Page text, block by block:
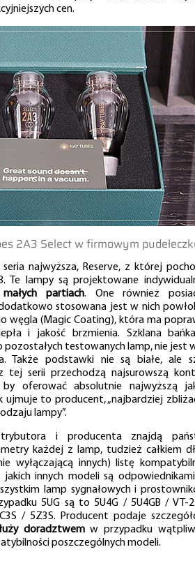
cen.
2A3 Select w firmowym
najwyższa, Reserve, z której
Te lampy są projektowane
partiach. One również
stosowana jest w nich
węgla (Magic Coating), która ma
i jakość brzmienia. Szklana
pozostałych testowanych lamp, nie jest
Także podstawki nie są białe, ale
tej serii przechodzą najsurowszą
oferować absolutnie najwyższą
ujmuje to producent, „najbardziej
lampy”.
i producenta znajdą
każdej z lamp, tudzież całkiem
wyłączającą innych) listę
innych modeli są
lamp sygnałowych i
5UG są to 5U4G / 5U4GB / VT-
/ 5Z3S. Producent podaje
doradztwemw przypadku
poszczególnych modeli.